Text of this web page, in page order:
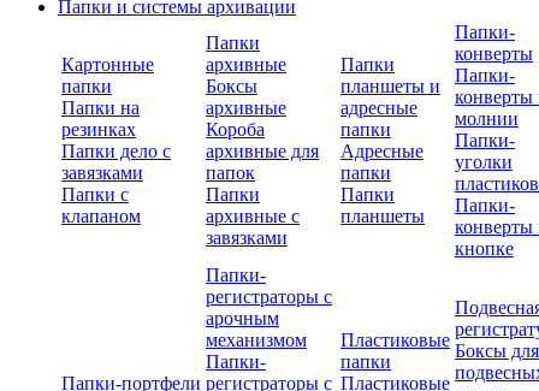
Папки и системы архивации
Картонные
папки
Папки на
резинках
Папки дело с
завязками
Папки с
клапаном
Папки
архивные
Боксы
архивные
Короба
архивные для
папок
Папки
архивные с
завязками
Папки
планшеты и
адресные
папки
Адресные
папки
Папки
планшеты
Папки-
конверты
Папки-
конверты
молнии
Папки-
уголки
Папки-
конверты
кнопке
Папки-портфели
Папки-
регистраторы с
арочным
механизмом
Папки-
регистраторы с
Пластиковые
папки
Пластиковые
Боксы для